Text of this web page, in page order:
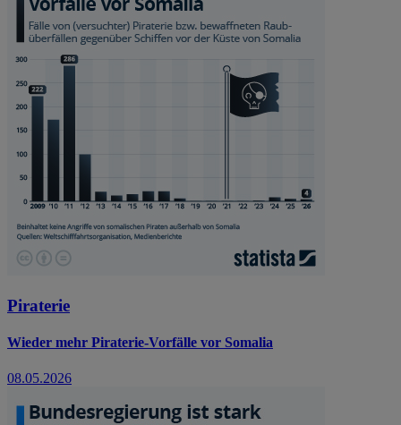
Piraterie
Wieder mehr Piraterie-Vorfälle vor Somalia
08.05.2026